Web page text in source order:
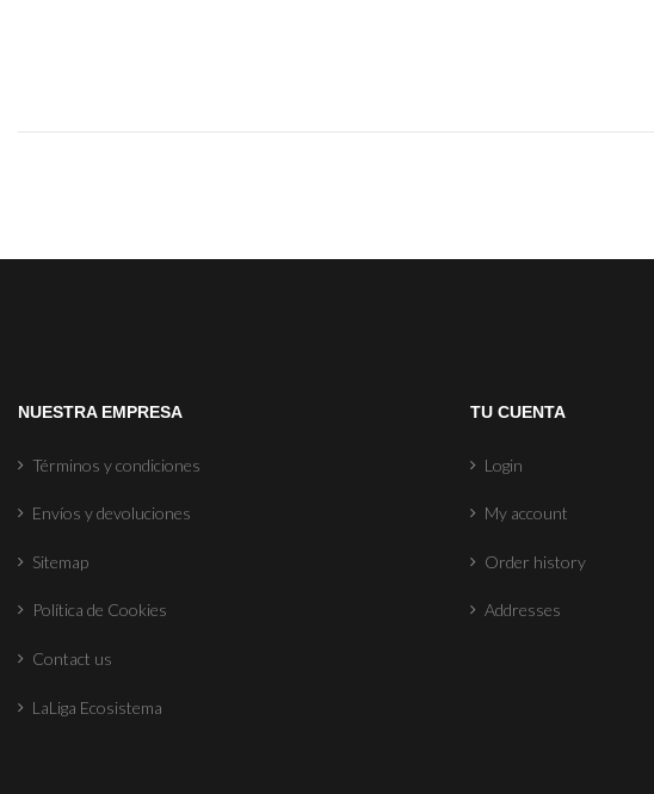
NUESTRA EMPRESA
Términos y condiciones
Envíos y devoluciones
Sitemap
Política de Cookies
Contact us
LaLiga Ecosistema
TU CUENTA
Login
My account
Order history
Addresses